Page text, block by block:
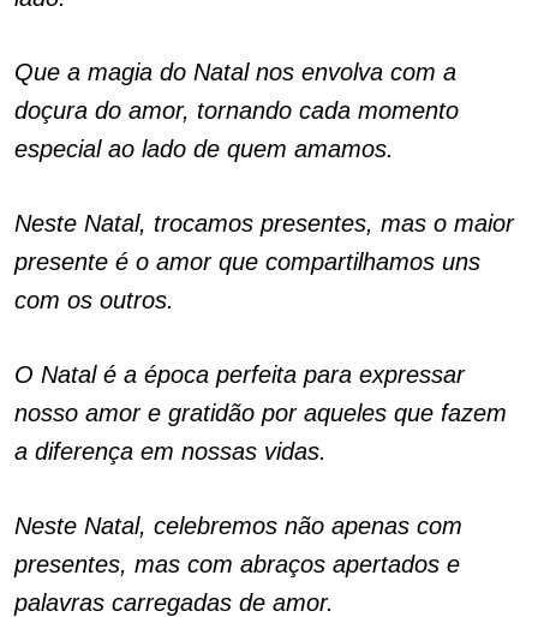
Que a magia do Natal nos envolva com a
doçura do amor, tornando cada momento
especial ao lado de quem amamos.
Neste Natal, trocamos presentes, mas o maior
presente é o amor que compartilhamos uns
com os outros.
O Natal é a época perfeita para expressar
nosso amor e gratidão por aqueles que fazem
a diferença em nossas vidas.
Neste Natal, celebremos não apenas com
presentes, mas com abraços apertados e
palavras carregadas de amor.